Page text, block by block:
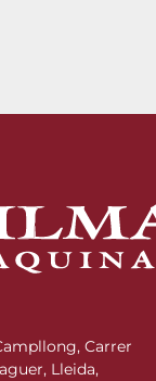
Carrer
Lleida,